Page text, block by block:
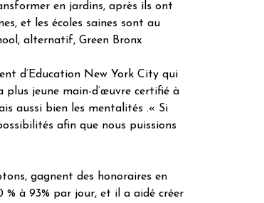
en jardins, après ils ont
et les écoles saines sont au
alternatif, Green Bronx
d’Education New York City qui
jeune main-d’œuvre certifié à
aussi bien les mentalités .« Si
afin que nous puissions
gagnent des honoraires en
à 93% par jour, et il a aidé créer